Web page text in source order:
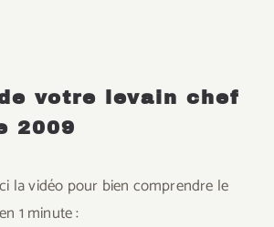
votre levain chef
2009
la vidéo pour bien comprendre le
1 minute :